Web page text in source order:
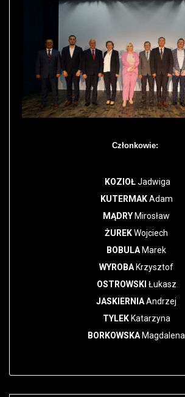
Członkowie:
KOZIOŁJadwiga
KUTERMAKAdam
MĄDRY Mirosław
ŻUREKWojciech
BOBULA Marek
WYROBA Krzysztof
OSTROWSKI Łukasz
JASKIERNIAAndrzej
TYLEKKatarzyna
BORKOWSKA Magdalena